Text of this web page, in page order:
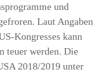
und
Laut Angaben
Kongresses kann
teuer werden. Die
2018/2019 unter